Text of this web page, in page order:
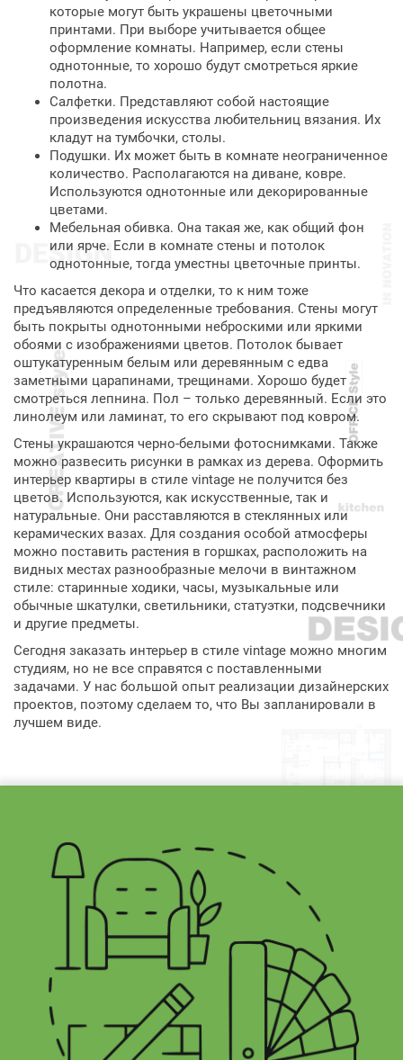
которые могут быть украшены цветочными
принтами. При выборе учитывается общее
оформление комнаты. Например, если стены
однотонные, то хорошо будут смотреться яркие
полотна.
Салфетки. Представляют собой настоящие
произведения искусства любительниц вязания. Их
кладут на тумбочки, столы.
Подушки. Их может быть в комнате неограниченное
количество. Располагаются на диване, ковре.
Используются однотонные или декорированные
цветами.
Мебельная обивка. Она такая же, как общий фон
или ярче. Если в комнате стены и потолок
однотонные, тогда уместны цветочные принты.
Что касается декора и отделки, то к ним тоже
предъявляются определенные требования. Стены могут
быть покрыты однотонными неброскими или яркими
обоями с изображениями цветов. Потолок бывает
оштукатуренным белым или деревянным с едва
заметными царапинами, трещинами. Хорошо будет
смотреться лепнина. Пол – только деревянный. Если это
линолеум или ламинат, то его скрывают под ковром.
Стены украшаются черно-белыми фотоснимками. Также
можно развесить рисунки в рамках из дерева. Оформить
интерьер квартиры в стиле vintage не получится без
цветов. Используются, как искусственные, так и
натуральные. Они расставляются в стеклянных или
керамических вазах. Для создания особой атмосферы
можно поставить растения в горшках, расположить на
видных местах разнообразные мелочи в винтажном
стиле: старинные ходики, часы, музыкальные или
обычные шкатулки, светильники, статуэтки, подсвечники
и другие предметы.
Сегодня заказать интерьер в стиле vintage можно многим
студиям, но не все справятся с поставленными
задачами. У нас большой опыт реализации дизайнерских
проектов, поэтому сделаем то, что Вы запланировали в
лучшем виде.